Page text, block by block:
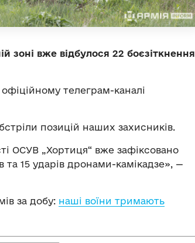
зоні вже відбулося 22 боєзіткнення
телеграм-каналі
позицій наших захисників.
ОСУВ „Хортиця“ вже зафіксовано
та 15 ударів дронами-камікадзе», —
за добу: наші воїни тримають